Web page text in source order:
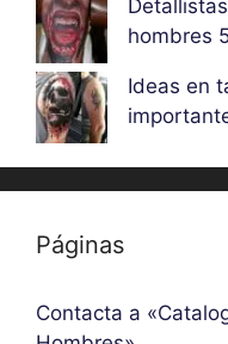
hombres
Ideas en
Páginas
Contacta a